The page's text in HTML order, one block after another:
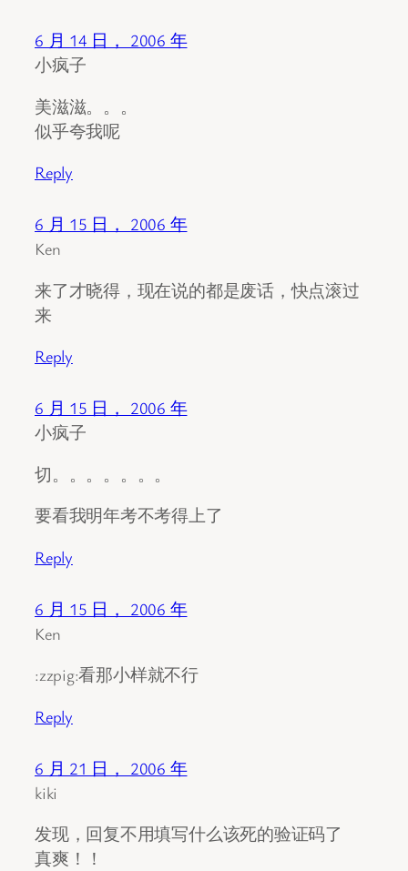
6 月 14 日， 2006 年
小疯子
美滋滋。。。
似乎夸我呢
Reply
6 月 15 日， 2006 年
Ken
来了才晓得，现在说的都是废话，快点滚过
来
Reply
6 月 15 日， 2006 年
小疯子
切。。。。。。。
要看我明年考不考得上了
Reply
6 月 15 日， 2006 年
Ken
:zzpig:看那小样就不行
Reply
6 月 21 日， 2006 年
kiki
发现，回复不用填写什么该死的验证码了
真爽！！